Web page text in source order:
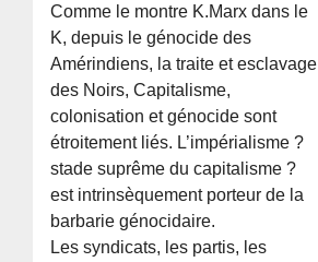
Comme le montre K.Marx dans le
K, depuis le génocide des
Amérindiens, la traite et esclavage
des Noirs, Capitalisme,
colonisation et génocide sont
étroitement liés. L’impérialisme ?
stade suprême du capitalisme ?
est intrinsèquement porteur de la
barbarie génocidaire.
Les syndicats, les partis, les